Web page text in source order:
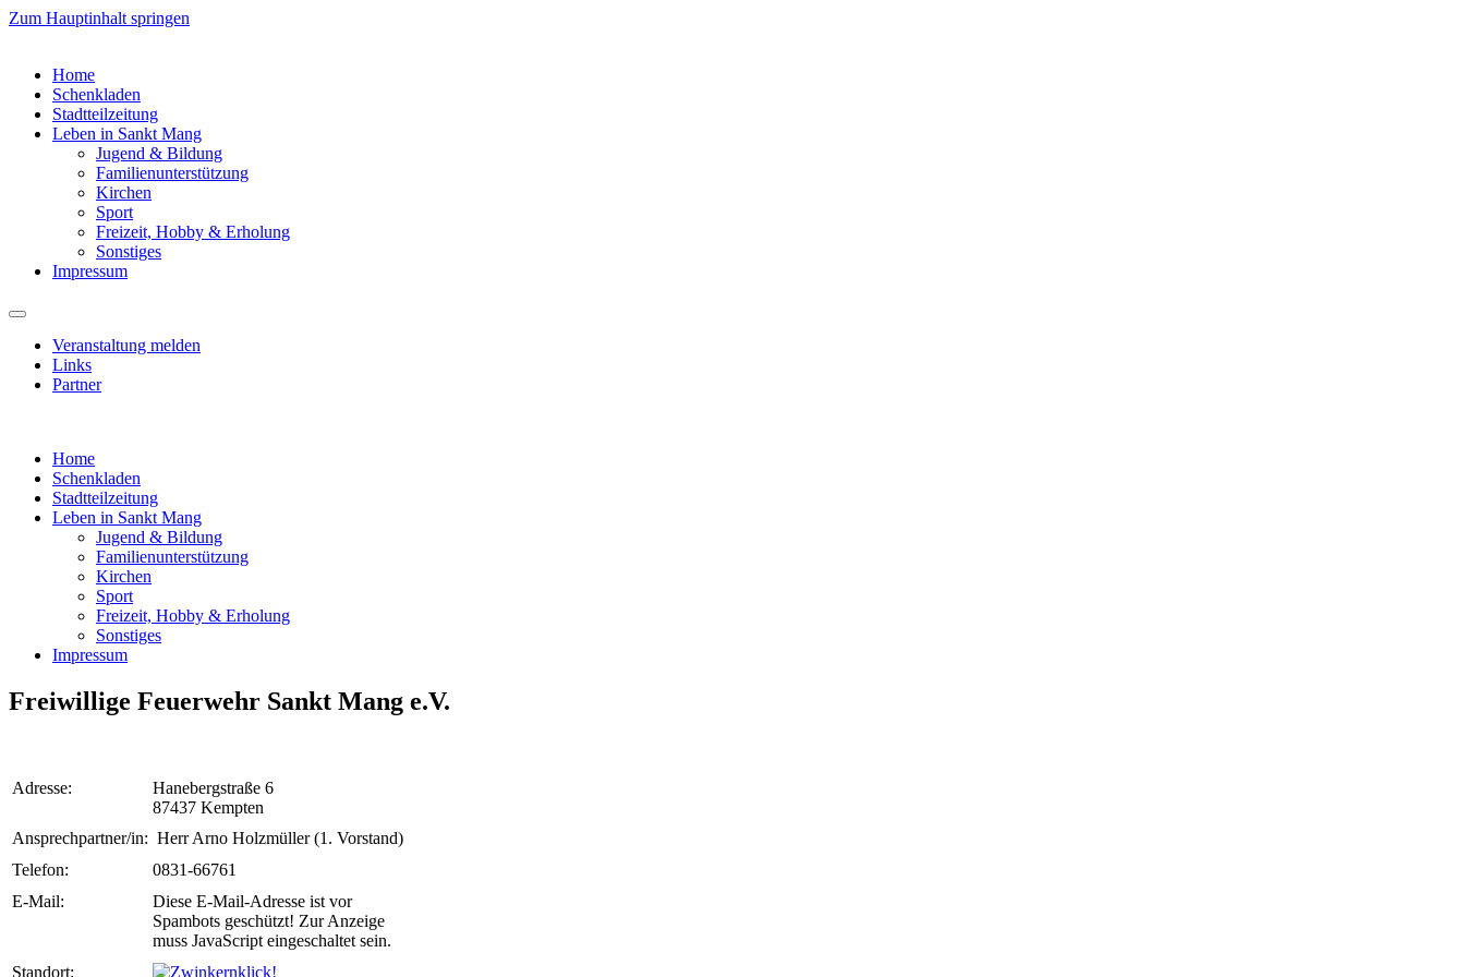
Zum Hauptinhalt springen
Home
Schenkladen
Stadtteilzeitung
Leben in Sankt Mang
Jugend & Bildung
Familienunterstützung
Kirchen
Sport
Freizeit, Hobby & Erholung
Sonstiges
Impressum
Veranstaltung melden
Links
Partner
Home
Schenkladen
Stadtteilzeitung
Leben in Sankt Mang
Jugend & Bildung
Familienunterstützung
Kirchen
Sport
Freizeit, Hobby & Erholung
Sonstiges
Impressum
Freiwillige Feuerwehr Sankt Mang e.V.
Adresse:
Hanebergstraße 6
87437 Kempten
Ansprechpartner/in: Herr Arno Holzmüller (1. Vorstand)
Telefon:
0831-66761
E-Mail:
Diese E-Mail-Adresse ist vor
Spambots geschützt! Zur Anzeige
muss JavaScript eingeschaltet sein.
Standort:
klick!